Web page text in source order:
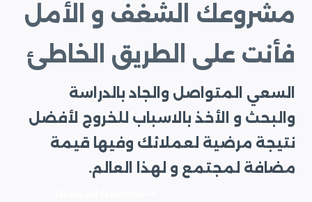
مشروعك الشغف و الأمل
فأنت على الطريق الخاطئ
السعي المتواصل والجاد بالدراسة
والبحث و الأخذ بالاسباب للخروج لأفضل
نتيجة مرضية لعملائك وفيها قيمة
مضافة لمجتمع و لهذا العالم.